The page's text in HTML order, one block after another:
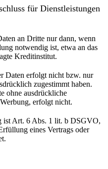
für Dienstleistungen
an Dritte nur dann, wenn
notwendig ist, etwa an das
Kreditinstitut.
Daten erfolgt nicht bzw. nur
zugestimmt haben.
ohne ausdrückliche
erfolgt nicht.
ist Art. 6 Abs. 1 lit. b DSGVO,
eines Vertrags oder